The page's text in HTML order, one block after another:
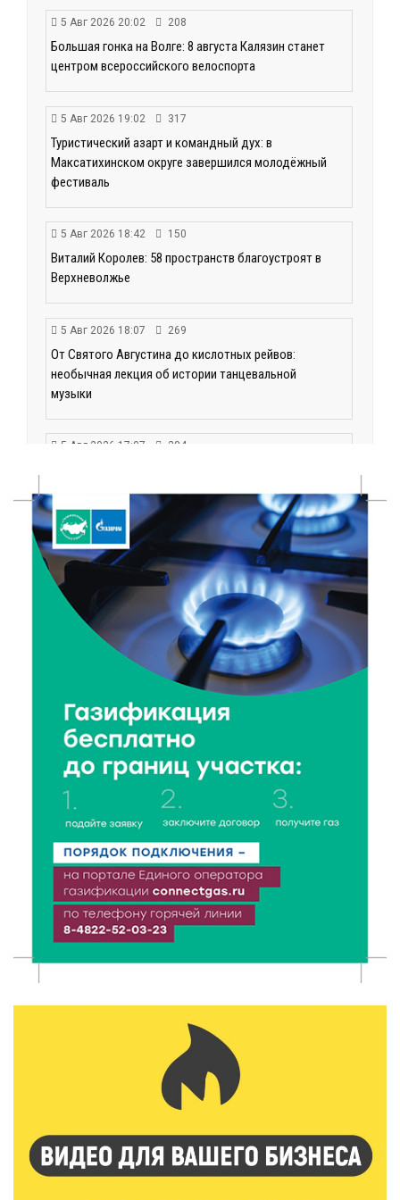
5 Авг 2026 20:02 208
Большая гонка на Волге: 8 августа Калязин станет
центром всероссийского велоспорта
5 Авг 2026 19:02 317
Туристический азарт и командный дух: в
Максатихинском округе завершился молодёжный
фестиваль
5 Авг 2026 18:42 150
Виталий Королев: 58 пространств благоустроят в
Верхневолжье
5 Авг 2026 18:07 269
От Святого Августина до кислотных рейвов:
необычная лекция об истории танцевальной
музыки
5 Авг 2026 17:07 284
Витязи — Духовщина — Белый — Нелидово в
Тверской области
5 Авг 2026 16:32 323
«Зарядка со стражем порядка»: как в Нелидово
приобщают детей к здоровому образу жизни
5 Авг 2026 16:02 289
Спорт и дисциплина: транспортные полицейские
Вышнего Волочка провели зарядку для школьников
Виталий Королев дал старт новым туристическим
проектам в регионе
5 Авг 2026 15:32 308
В Калининском округе отметят День
физкультурника масштабной Спартакиадой
5 Авг 2026 15:25 242
От детских зон до полётов на шарах: в парке
«Гришкино» готовят масштабный праздник
5 Авг 2026 14:44 221
Россияне полюбили «раскладушки» и «книжки»